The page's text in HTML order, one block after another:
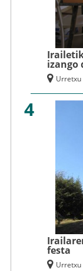
izango
Urretxu
4
festa
Urretxu